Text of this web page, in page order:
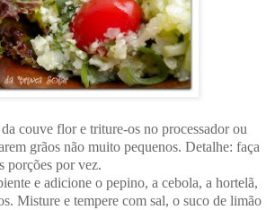
couve flor e triture-os no processador ou
grãos não muito pequenos. Detalhe: faça
porções por vez.
e adicione o pepino, a cebola, a hortelã,
Misture e tempere com sal, o suco de limão